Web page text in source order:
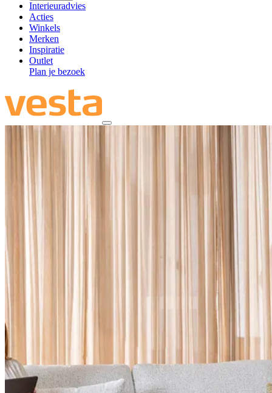
Interieuradvies
Acties
Winkels
Merken
Inspiratie
Outlet
Plan je bezoek